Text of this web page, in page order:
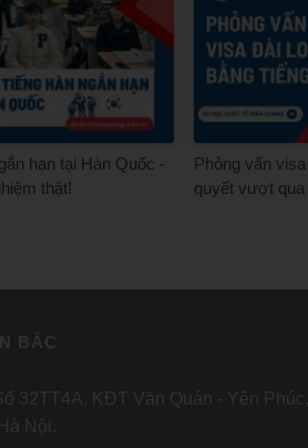
hạn tại Hàn Quốc -
thật!
Phỏng vấn
quyết vượt
BẮC
32TT4A, KĐT Văn Quán - Yên
Nội.